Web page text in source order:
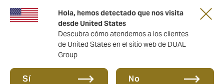
Hola, hemos detectado que nos visita
desde United States
Descubra cómo atendemos a los clientes
de United States en el sitio web de DUAL
Group
Sí No
Una nueva marca para una nueva era. Mas
información aquí